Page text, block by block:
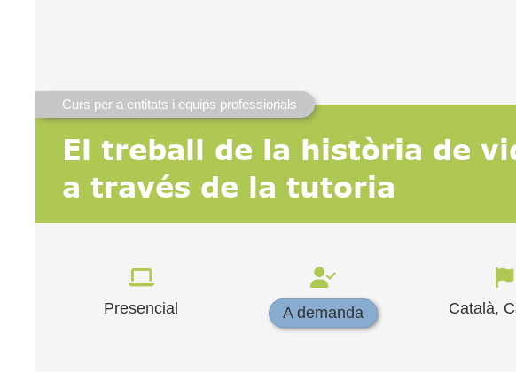
Curs per a entitats i equips professionals
El treball de la història de
a través de la tutoria
Presencial A demanda Català,